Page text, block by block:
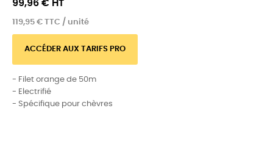
99,96 € HT
119,95 € TTC / unité
ACCÉDER AUX TARIFS PRO
- Filet orange de 50m
- Electrifié
- Spécifique pour chèvres